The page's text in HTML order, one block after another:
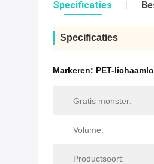
Specificaties
Specificaties
Markeren: PET-
Gratis monster:
Volume:
Productsoort: